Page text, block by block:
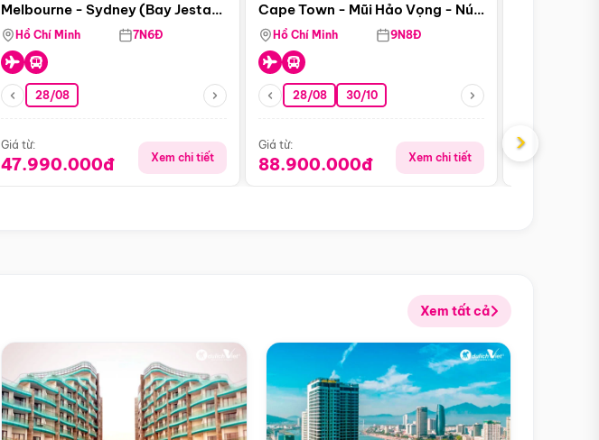
Melbourne - Sydney (Bay Jestar
Airways)
Hồ Chí Minh 7N6Đ
28/08
Giá từ:
47.990.000đ Xem chi tiết
Cape Town - Mũi Hảo Vọng - Núi
Bàn - Johannesburg - Pretoria -
Safari - Lodge
Hồ Chí Minh 9N8Đ
28/08 30/10
Giá từ:
88.900.000đ Xem chi tiết
Giá từ:
›
Xem tất cả